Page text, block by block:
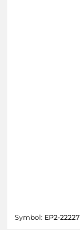
Symbol: EP2-22227